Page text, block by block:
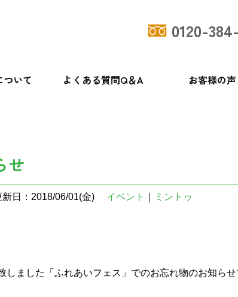
0120-
ついて よくある質問Q＆A お客様の声
せ
新日：2018/06/01(金) イベント ミントゥ
しました「ふれあいフェス」でのお忘れ物のお知らせ